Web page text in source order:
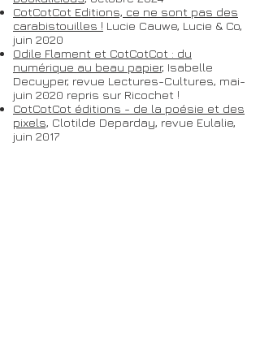
CotCotCot Editions, ce ne sont pas des
carabistouilles ! Lucie Cauwe, Lucie & Co,
juin 2020
Odile Flament et CotCotCot : du
numérique au beau papier, Isabelle
Decuyper, revue Lectures-Cultures, mai-
juin 2020 repris sur Ricochet !
CotCotCot éditions - de la poésie et des
pixels, Clotilde Deparday, revue Eulalie,
juin 2017